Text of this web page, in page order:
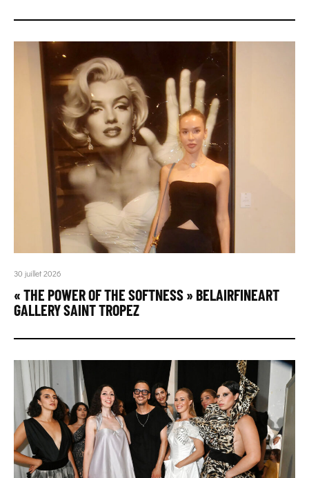
30 juillet 2026
« THE POWER OF THE SOFTNESS » BELAIRFINEART
GALLERY SAINT TROPEZ